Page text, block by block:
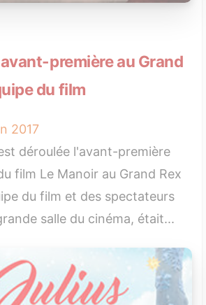
première au Grand
du film
2017
déroulée l'avant-première
film Le Manoir au Grand Rex
du film et des spectateurs
salle du cinéma, était...